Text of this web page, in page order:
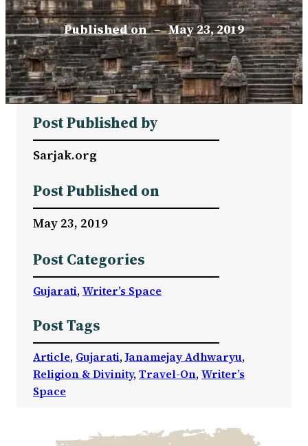
Published on – May 23, 2019
Post Published by
Sarjak.org
Post Published on
May 23, 2019
Post Categories
Gujarati, Writer’s Space
Post Tags
Article, Gujarati, Janamejay Adhwaryu
Religion & Divinity, Travel-On, Writer’s
Space